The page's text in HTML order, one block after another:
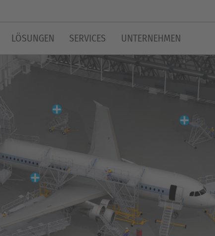
LÖSUNGEN SERVICES UNTERNEHMEN